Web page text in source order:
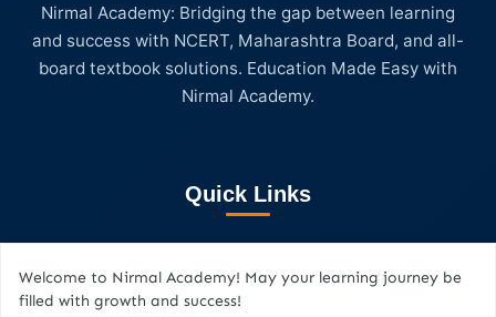
Nirmal Academy: Bridging the gap between learning
and success with NCERT, Maharashtra Board, and all-
board textbook solutions. Education Made Easy with
Nirmal Academy.
Quick Links
About Us
Welcome to Nirmal Academy! May your learning journey be
filled with growth and success!